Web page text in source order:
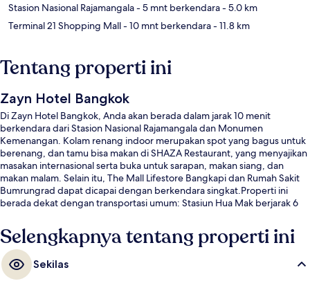
Stasion Nasional Rajamangala- 5 mnt berkendara- 5.0 km
Terminal 21 Shopping Mall- 10 mnt berkendara- 11.8 km
Tentang properti ini
Zayn Hotel Bangkok
Di Zayn Hotel Bangkok, Anda akan berada dalam jarak 10 menit
berkendara dari Stasion Nasional Rajamangala dan Monumen
Kemenangan. Kolam renang indoor merupakan spot yang bagus untuk
berenang, dan tamu bisa makan di SHAZA Restaurant, yang menyajikan
masakan internasional serta buka untuk sarapan, makan siang, dan
makan malam. Selain itu, The Mall Lifestore Bangkapi dan Rumah Sakit
Bumrungrad dapat dicapai dengan berkendara singkat.Properti ini
berada dekat dengan transportasi umum: Stasiun Hua Mak berjarak 6
Selengkapnya tentang properti ini
Sekilas